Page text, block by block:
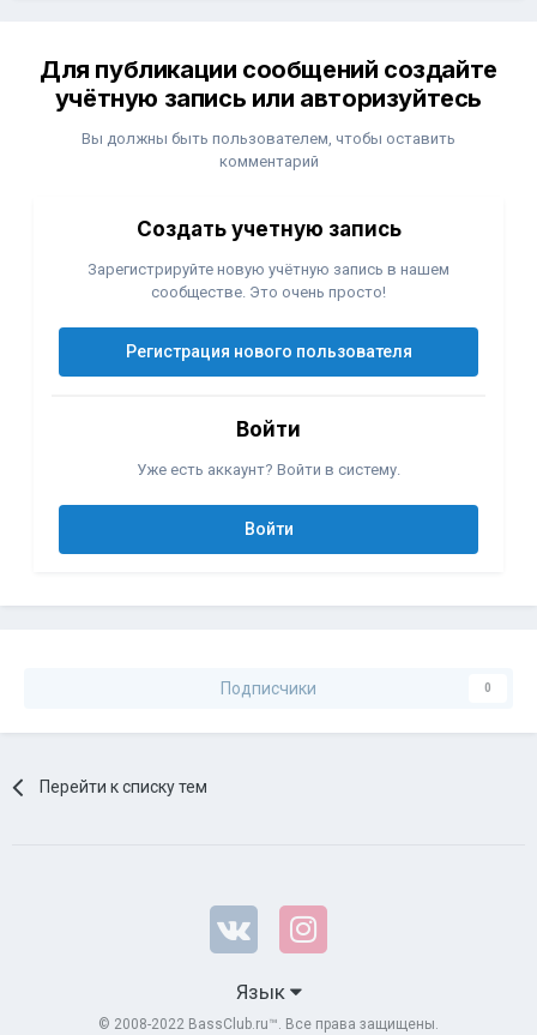
Для публикации сообщений создайте
учётную запись или авторизуйтесь
Вы должны быть пользователем, чтобы оставить
комментарий
Создать учетную запись
Зарегистрируйте новую учётную запись в нашем
сообществе. Это очень просто!
Регистрация нового пользователя
Войти
Уже есть аккаунт? Войти в систему.
Войти
Подписчики 0
Перейти к списку тем
Язык
© 2008-2022 BassClub.ru™. Все права защищены.